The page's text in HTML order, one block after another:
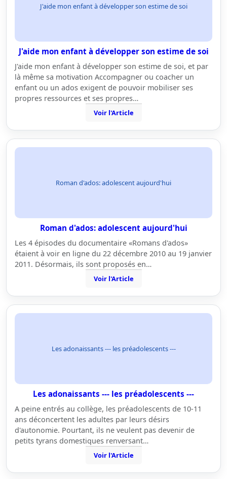
J'aide mon enfant à développer son estime de soi
J'aide mon enfant à développer son estime de soi
J'aide mon enfant à développer son estime de soi, et par
là même sa motivation Accompagner ou coacher un
enfant ou un ados exigent de pouvoir mobiliser ses
propres ressources et ses propres…
Voir l'Article
Roman d'ados: adolescent aujourd'hui
Roman d'ados: adolescent aujourd'hui
Les 4 épisodes du documentaire «Romans d'ados»
étaient à voir en ligne du 22 décembre 2010 au 19 janvier
2011. Désormais, ils sont proposés en…
Voir l'Article
Les adonaissants --- les préadolescents ---
Les adonaissants --- les préadolescents ---
A peine entrés au collège, les préadolescents de 10-11
ans déconcertent les adultes par leurs désirs
d'autonomie. Pourtant, ils ne veulent pas devenir de
petits tyrans domestiques renversant…
Voir l'Article